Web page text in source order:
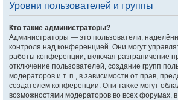
Уровни пользователей и группы
Кто такие администраторы?
Администраторы — это пользователи,
контроля над конференцией. Они могут
работы конференции, включая разграничение
отключение пользователей, создание групп
модераторов и т. п., в зависимости от прав,
создателем конференции. Они также могут
возможностями модераторов во всех форумах,